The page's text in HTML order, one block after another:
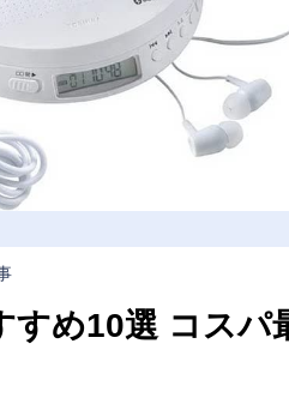
すめ10選 コスパ